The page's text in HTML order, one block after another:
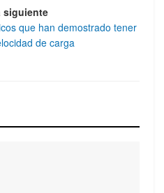
siguiente
que han demostrado tener
de carga